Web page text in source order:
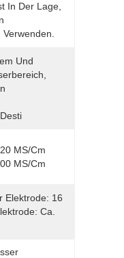
In Der Lage,
Und
20 ΜS/cm
ΜS/cm
Elektrode: 16
Ca.